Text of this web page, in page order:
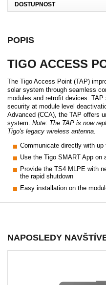
DOSTUPNOST
POPIS
TIGO ACCESS
The Tigo Access Point (TAP)
solar system through seamless
modules and retrofit devices.
security at module level
Advanced (CCA), the TAP offers
system. Note: The TAP is now
Tigo's legacy wireless antenna.
Communicate directly with up
Use the Tigo SMART App on
Provide the TS4 MLPE with
the rapid shutdown
Easy installation on the
NAPOSLEDY